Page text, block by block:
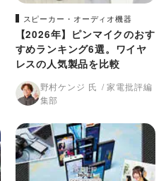
スピーカー・オーディオ機器
【2026年】ピンマイクのおす
すめランキング6選。ワイヤ
レスの人気製品を比較
野村ケンジ 氏
家電批評編
集部